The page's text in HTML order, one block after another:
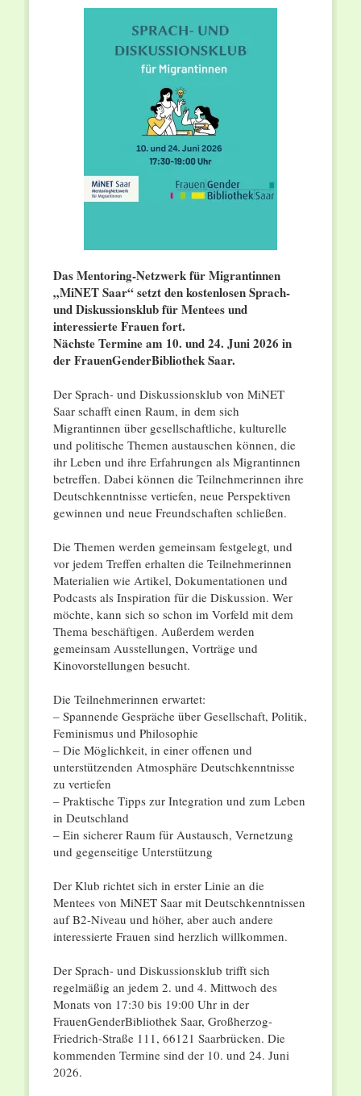
Das Mentoring-Netzwerk für Migrantinnen
„MiNET Saar“ setzt den kostenlosen Sprach-
und Diskussionsklub für Mentees und
interessierte Frauen fort.
Nächste Termine am 10. und 24. Juni 2026 in
der FrauenGenderBibliothek Saar.
Der Sprach- und Diskussionsklub von MiNET
Saar schafft einen Raum, in dem sich
Migrantinnen über gesellschaftliche, kulturelle
und politische Themen austauschen können, die
ihr Leben und ihre Erfahrungen als Migrantinnen
betreffen. Dabei können die Teilnehmerinnen ihre
Deutschkenntnisse vertiefen, neue Perspektiven
gewinnen und neue Freundschaften schließen.
Die Themen werden gemeinsam festgelegt, und
vor jedem Treffen erhalten die Teilnehmerinnen
Materialien wie Artikel, Dokumentationen und
Podcasts als Inspiration für die Diskussion. Wer
möchte, kann sich so schon im Vorfeld mit dem
Thema beschäftigen. Außerdem werden
gemeinsam Ausstellungen, Vorträge und
Kinovorstellungen besucht.
Die Teilnehmerinnen erwartet:
– Spannende Gespräche über Gesellschaft, Politik,
Feminismus und Philosophie
– Die Möglichkeit, in einer offenen und
unterstützenden Atmosphäre Deutschkenntnisse
zu vertiefen
– Praktische Tipps zur Integration und zum Leben
in Deutschland
– Ein sicherer Raum für Austausch, Vernetzung
und gegenseitige Unterstützung
Der Klub richtet sich in erster Linie an die
Mentees von MiNET Saar mit Deutschkenntnissen
auf B2-Niveau und höher, aber auch andere
interessierte Frauen sind herzlich willkommen.
Der Sprach- und Diskussionsklub trifft sich
regelmäßig an jedem 2. und 4. Mittwoch des
Monats von 17:30 bis 19:00 Uhr in der
FrauenGenderBibliothek Saar, Großherzog-
Friedrich-Straße 111, 66121 Saarbrücken. Die
kommenden Termine sind der 10. und 24. Juni
2026.